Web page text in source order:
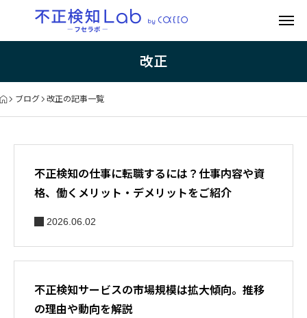
改正
ブログ 改正の記事一覧
不正検知の仕事に転職するには？仕事内容や資
格、働くメリット・デメリットをご紹介
2026.06.02
不正検知サービスの市場規模は拡大傾向。推移
の理由や動向を解説